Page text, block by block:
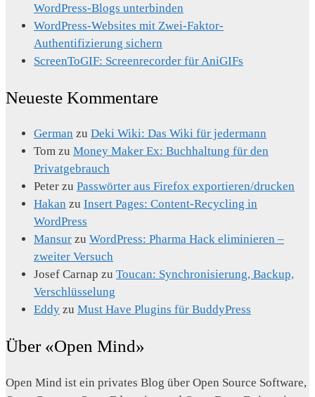
WordPress-Blogs unterbinden
WordPress-Websites mit Zwei-Faktor-
Authentifizierung sichern
ScreenToGIF: Screenrecorder für AniGIFs
Neueste Kommentare
German zu Deki Wiki: Das Wiki für jedermann
Tom zu Money Maker Ex: Buchhaltung für den
Privatgebrauch
Peter zu Passwörter aus Firefox exportieren/drucken
Hakan zu Insert Pages: Content-Recycling in
WordPress
Mansur zu WordPress: Pharma Hack eliminieren –
zweiter Versuch
Josef Carnap zu Toucan: Synchronisierung, Backup,
Verschlüsselung
Eddy zu Must Have Plugins für BuddyPress
Über «Open Mind»
Open Mind ist ein privates Blog über Open Source Software,